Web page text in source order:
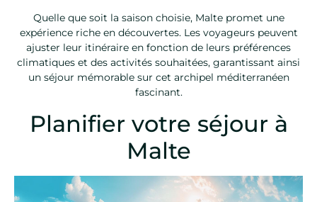
Quelle que soit la saison choisie, Malte promet une
expérience riche en découvertes. Les voyageurs peuvent
ajuster leur itinéraire en fonction de leurs préférences
climatiques et des activités souhaitées, garantissant ainsi
un séjour mémorable sur cet archipel méditerranéen
fascinant.
Planifier votre séjour à
Malte